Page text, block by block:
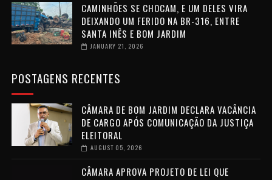
CAMINHÕES SE CHOCAM, E UM DELES VIRA
DEIXANDO UM FERIDO NA BR-316, ENTRE
SANTA INÊS E BOM JARDIM
JANUARY 21, 2026
POSTAGENS RECENTES
CÂMARA DE BOM JARDIM DECLARA VACÂNCIA
DE CARGO APÓS COMUNICAÇÃO DA JUSTIÇA
ELEITORAL
AUGUST 05, 2026
CÂMARA APROVA PROJETO DE LEI QUE